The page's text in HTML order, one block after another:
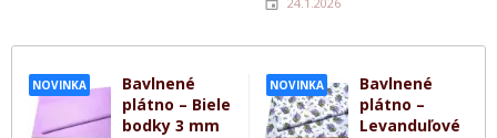
NOVINKA
Bavlnené
plátno – Biele
bodky 3 mm
NOVINKA
Bavlnené
plátno –
Levanduľové